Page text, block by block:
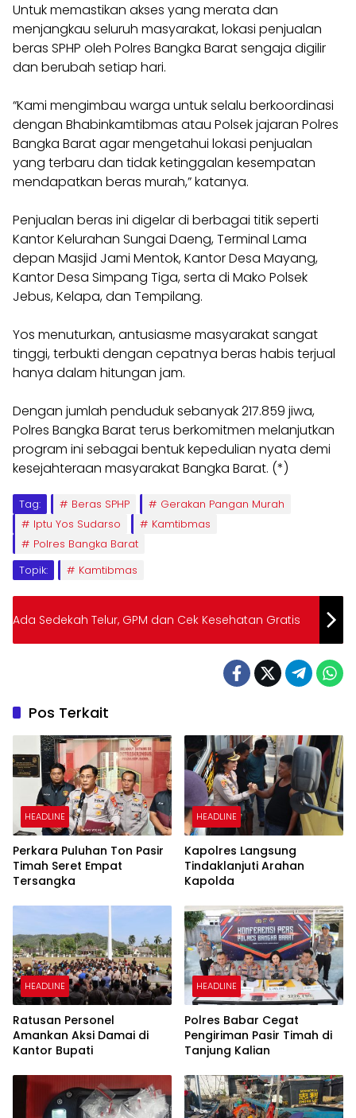
Untuk memastikan akses yang merata dan
menjangkau seluruh masyarakat, lokasi penjualan
beras SPHP oleh Polres Bangka Barat sengaja digilir
dan berubah setiap hari.
“Kami mengimbau warga untuk selalu berkoordinasi
dengan Bhabinkamtibmas atau Polsek jajaran Polres
Bangka Barat agar mengetahui lokasi penjualan
yang terbaru dan tidak ketinggalan kesempatan
mendapatkan beras murah,” katanya.
Penjualan beras ini digelar di berbagai titik seperti
Kantor Kelurahan Sungai Daeng, Terminal Lama
depan Masjid Jami Mentok, Kantor Desa Mayang,
Kantor Desa Simpang Tiga, serta di Mako Polsek
Jebus, Kelapa, dan Tempilang.
Yos menuturkan, antusiasme masyarakat sangat
tinggi, terbukti dengan cepatnya beras habis terjual
hanya dalam hitungan jam.
Dengan jumlah penduduk sebanyak 217.859 jiwa,
Polres Bangka Barat terus berkomitmen melanjutkan
program ini sebagai bentuk kepedulian nyata demi
kesejahteraan masyarakat Bangka Barat. (*)
Tag: Beras SPHP
Gerakan Pangan Murah
Iptu Yos Sudarso
Kamtibmas
Polres Bangka Barat
Topik:
Kamtibmas
Ada Sedekah Telur, GPM dan Cek Kesehatan Gratis
Pos Terkait
HEADLINE
Perkara Puluhan Ton Pasir
Timah Seret Empat
Tersangka
HEADLINE
Kapolres Langsung
Tindaklanjuti Arahan
Kapolda
HEADLINE
Ratusan Personel
Amankan Aksi Damai di
Kantor Bupati
HEADLINE
Polres Babar Cegat
Pengiriman Pasir Timah di
Tanjung Kalian